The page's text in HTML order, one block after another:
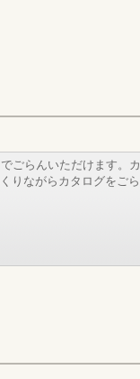
ごらんいただけます。カ
りながらカタログをごら